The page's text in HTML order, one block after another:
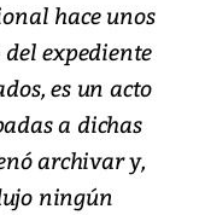
hace unos
expediente
es un acto
a dichas
archivar y,
ningún